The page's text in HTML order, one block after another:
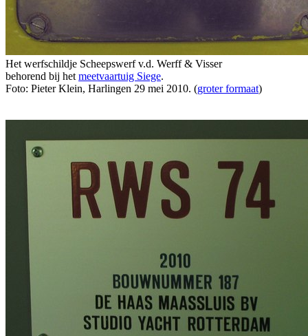
Het werfschildje Scheepswerf v.d. Werff & Visser
behorend bij het meetvaartuig Siege.
Foto: Pieter Klein, Harlingen 29 mei 2010. (groter formaat)